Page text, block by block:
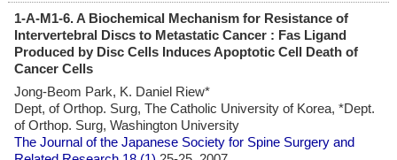
1-A-M1-6. A Biochemical Mechanism for Resistance of
Intervertebral Discs to Metastatic Cancer : Fas Ligand
Produced by Disc Cells Induces Apoptotic Cell Death of
Cancer Cells
Jong-Beom Park, K. Daniel Riew*
Dept, of Orthop. Surg, The Catholic University of Korea, *Dept.
of Orthop. Surg, Washington University
The Journal of the Japanese Society for Spine Surgery and